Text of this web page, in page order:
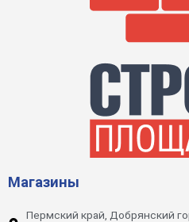
Магазины
Пермский край, Добрянский